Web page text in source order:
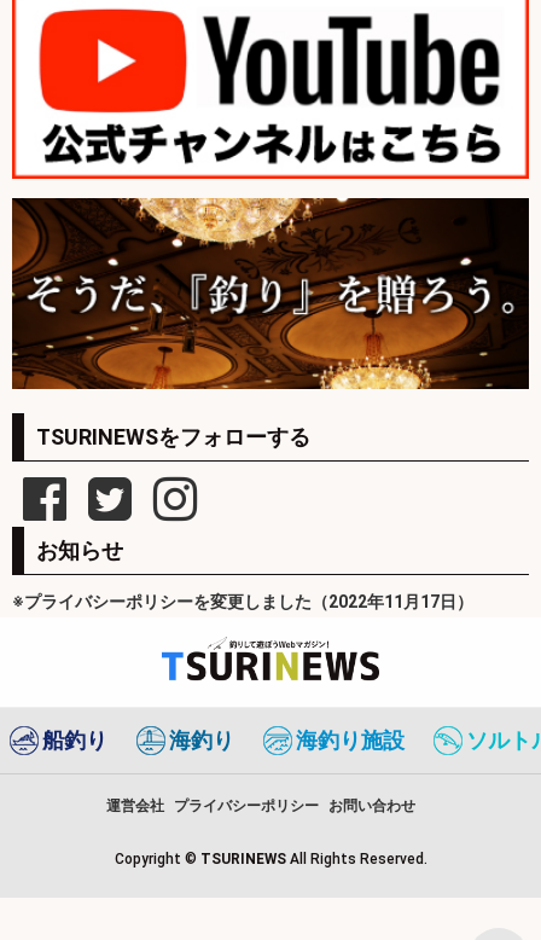
TSURINEWSをフォローする
お知らせ
※プライバシーポリシーを変更しました（2022年11月17日）
船釣り 海釣り 海釣り施設 ソルト
運営会社 プライバシーポリシー お問い合わせ
Copyright © TSURINEWS All Rights Reserved.